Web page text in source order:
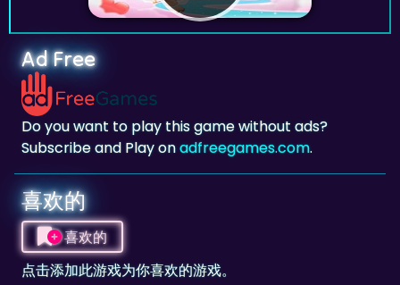
Ad Free
Do you want to play this game without ads?
Subscribe and Play onadfreegames.com.
喜欢的
喜欢的
点击添加此游戏为你喜欢的游戏。